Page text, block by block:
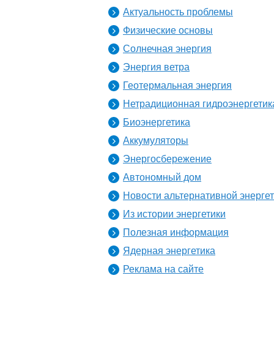
Актуальность проблемы
Физические основы
Солнечная энергия
Энергия ветра
Геотермальная энергия
Нетрадиционная
Биоэнергетика
Аккумуляторы
Энергосбережение
Автономный дом
Новости альтернативной
Из истории энергетики
Полезная информация
Ядерная энергетика
Реклама на сайте